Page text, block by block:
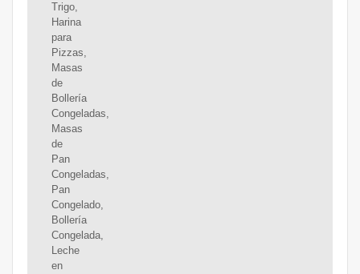
Trigo,
Harina
para
Pizzas,
Masas
de
Bollería
Congeladas,
Masas
de
Pan
Congeladas,
Pan
Congelado,
Bollería
Congelada,
Leche
en